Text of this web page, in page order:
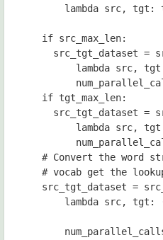
lambda src, tgt :
if src_max_len:
src_tgt_dataset =
lambda src, tgt
if tgt_max_len:
src_tgt_dataset =
lambda src, tgt
# Convert the word
# vocab get the
src_tgt_dataset =
lambda src, tgt :